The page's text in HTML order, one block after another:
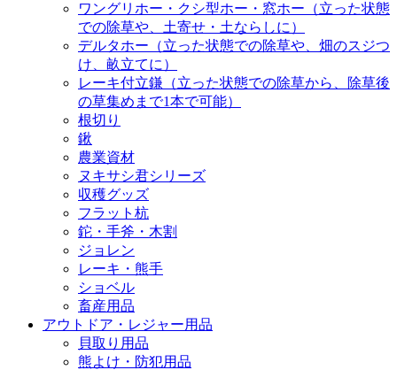
ワングリホー・クシ型ホー・窓ホー（立った状態
での除草や、土寄せ・土ならしに）
デルタホー（立った状態での除草や、畑のスジつ
け、畝立てに）
レーキ付立鎌（立った状態での除草から、除草後
の草集めまで1本で可能）
根切り
鍬
農業資材
ヌキサシ君シリーズ
収穫グッズ
フラット杭
鉈・手斧・木割
ジョレン
レーキ・熊手
ショベル
畜産用品
アウトドア・レジャー用品
貝取り用品
熊よけ・防犯用品